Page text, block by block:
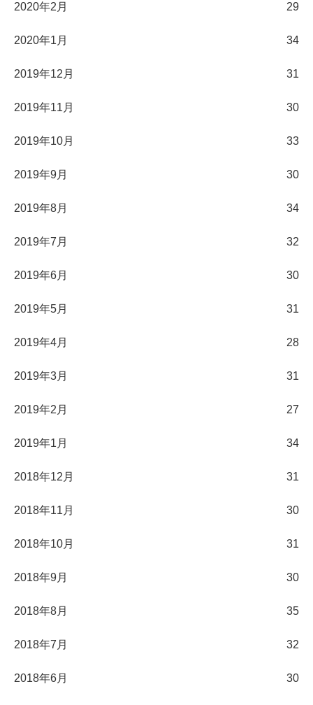
2020年2月 29
2020年1月 34
2019年12月 31
2019年11月 30
2019年10月 33
2019年9月 30
2019年8月 34
2019年7月 32
2019年6月 30
2019年5月 31
2019年4月 28
2019年3月 31
2019年2月 27
2019年1月 34
2018年12月 31
2018年11月 30
2018年10月 31
2018年9月 30
2018年8月 35
2018年7月 32
2018年6月 30